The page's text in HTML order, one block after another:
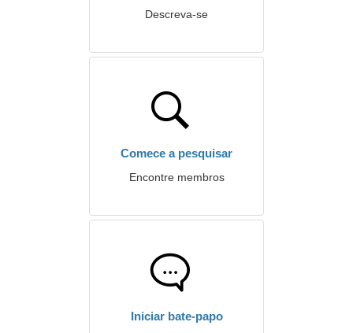
Descreva-se
Comece a pesquisar
Encontre membros
Iniciar bate-papo